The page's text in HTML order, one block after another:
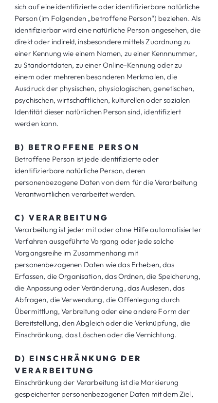
sich auf eine identifizierte oder identifizierbare natürliche
Person (im Folgenden „betroffene Person“) beziehen. Als
identifizierbar wird eine natürliche Person angesehen, die
direkt oder indirekt, insbesondere mittels Zuordnung zu
einer Kennung wie einem Namen, zu einer Kennnummer,
zu Standortdaten, zu einer Online-Kennung oder zu
einem oder mehreren besonderen Merkmalen, die
Ausdruck der physischen, physiologischen, genetischen,
psychischen, wirtschaftlichen, kulturellen oder sozialen
Identität dieser natürlichen Person sind, identifiziert
werden kann.
B) BETROFFENE PERSON
Betroffene Person ist jede identifizierte oder
identifizierbare natürliche Person, deren
personenbezogene Daten von dem für die Verarbeitung
Verantwortlichen verarbeitet werden.
C) VERARBEITUNG
Verarbeitung ist jeder mit oder ohne Hilfe automatisierter
Verfahren ausgeführte Vorgang oder jede solche
Vorgangsreihe im Zusammenhang mit
personenbezogenen Daten wie das Erheben, das
Erfassen, die Organisation, das Ordnen, die Speicherung,
die Anpassung oder Veränderung, das Auslesen, das
Abfragen, die Verwendung, die Offenlegung durch
Übermittlung, Verbreitung oder eine andere Form der
Bereitstellung, den Abgleich oder die Verknüpfung, die
Einschränkung, das Löschen oder die Vernichtung.
D) EINSCHRÄNKUNG DER
VERARBEITUNG
Einschränkung der Verarbeitung ist die Markierung
gespeicherter personenbezogener Daten mit dem Ziel,